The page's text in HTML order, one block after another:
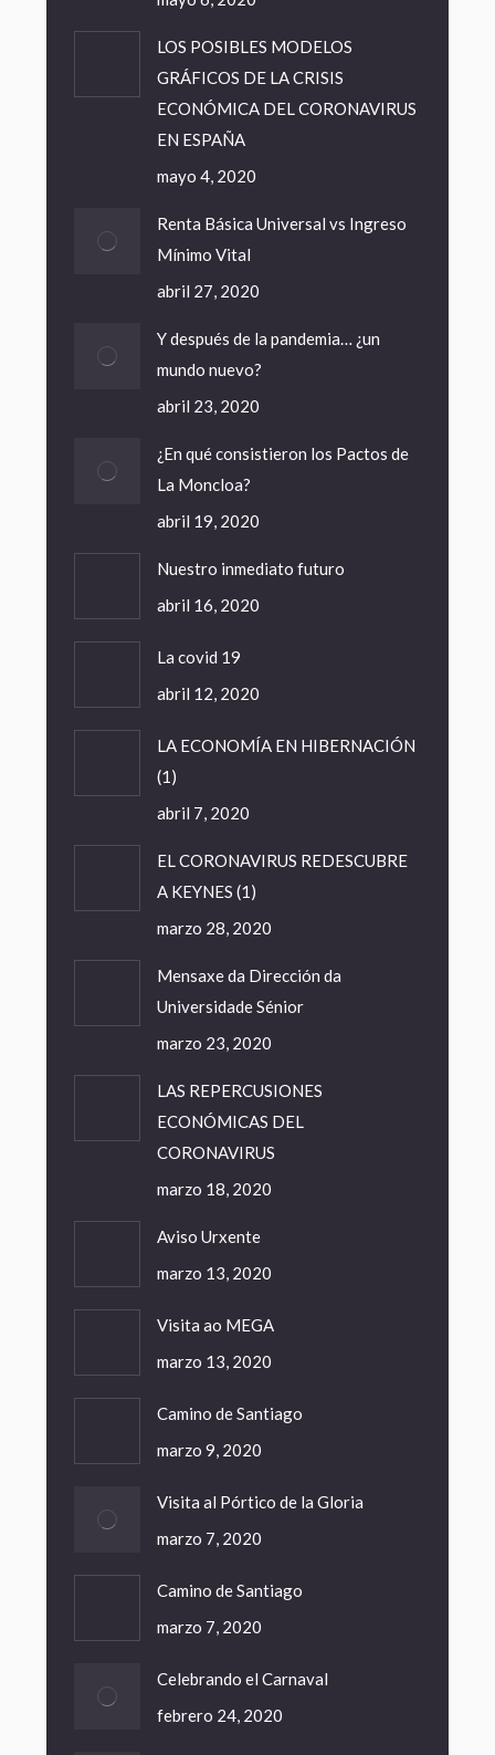
LOS POSIBLES MODELOS
GRÁFICOS DE LA CRISIS
ECONÓMICA DEL CORONAVIRUS
EN ESPAÑA
mayo 4, 2020
Renta Básica Universal vs Ingreso
Mínimo Vital
abril 27, 2020
Y después de la pandemia… ¿un
mundo nuevo?
abril 23, 2020
¿En qué consistieron los Pactos de
La Moncloa?
abril 19, 2020
Nuestro inmediato futuro
abril 16, 2020
La covid 19
abril 12, 2020
LA ECONOMÍA EN HIBERNACIÓN
(1)
abril 7, 2020
EL CORONAVIRUS REDESCUBRE
A KEYNES (1)
marzo 28, 2020
Mensaxe da Dirección da
Universidade Sénior
marzo 23, 2020
LAS REPERCUSIONES
ECONÓMICAS DEL
CORONAVIRUS
marzo 18, 2020
Aviso Urxente
marzo 13, 2020
Visita ao MEGA
marzo 13, 2020
Camino de Santiago
marzo 9, 2020
Visita al Pórtico de la Gloria
marzo 7, 2020
Camino de Santiago
marzo 7, 2020
Celebrando el Carnaval
febrero 24, 2020